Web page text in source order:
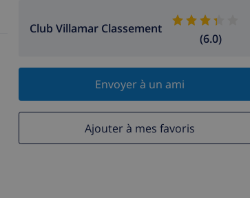
Club Villamar Classement
(6.0)
Envoyer à un ami
Ajouter à mes favoris